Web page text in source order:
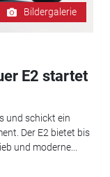
Bildergalerie
E2 startet
und schickt ein
Der E2 bietet bis
und moderne...